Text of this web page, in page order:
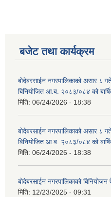
बजेट तथा कार्यक्रम
बोदेबरसाईन नगरपालिकाको असार ८
बिनियोजित आ.ब. २०८३/०८४ को
मिति: 06/24/2026 - 18:38
बोदेबरसाईन नगरपालिकाको असार ८
बिनियोजित आ.ब. २०८३/०८४ को
मिति: 06/24/2026 - 18:38
बोदेबरसाईन नगरपालिकाको
मिति: 12/23/2025 - 09:31